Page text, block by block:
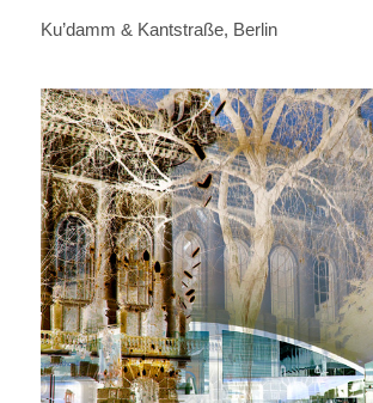
Ku’damm & Kantstraße, Berlin